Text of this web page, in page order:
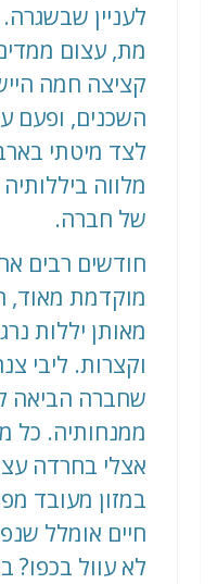
לעניין
מת, עצום
קציצה חמה
השכנים, ופעם
לצד מיטתי
מלווה
של חברה.
חודשים רבים
מוקדמת מאוד,
מאותן יללות
וקצרות. ליבי
שחברה הביאה
ממנחותיה. כל
אצלי בחרדה
במזון מעובד
חיים אומלל
לא עוול בכפו?